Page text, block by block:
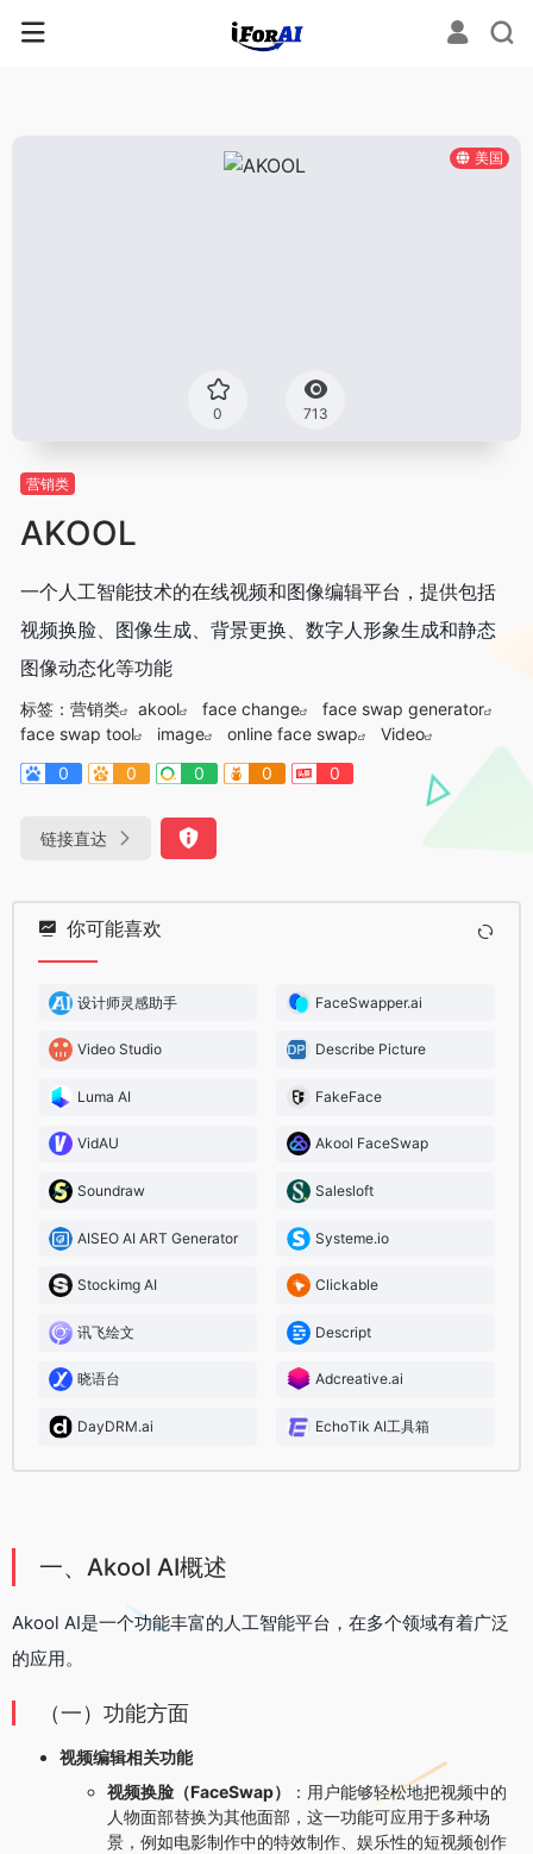
美国
0 713
营销类
AKOOL
一个人工智能技术的在线视频和图像编辑平台，提供包括
视频换脸、图像生成、背景更换、数字人形象生成和静态
图像动态化等功能
标签： 营销类 akool face change
face swap generator
face swap tool
image online face swap
Video
0
0 0 0 0
链接直达
你可能喜欢
设计师灵感助手 FaceSwapper.ai
Video Studio Describe Picture
Luma AI FakeFace
VidAU Akool FaceSwap
Soundraw Salesloft
AISEO AI ART Generator Systeme.io
Stockimg AI Clickable
讯飞绘文 Descript
晓语台 Adcreative.ai
DayDRM.ai EchoTik AI工具箱
一、Akool AI概述
Akool AI是一个功能丰富的人工智能平台，在多个领域有着广泛
的应用。
（一）功能方面
视频编辑相关功能
视频换脸（FaceSwap）
：用户能够轻松地把视频中的
人物面部替换为其他面部，这一功能可应用于多种场
景，例如电影制作中的特效制作、娱乐性的短视频创作